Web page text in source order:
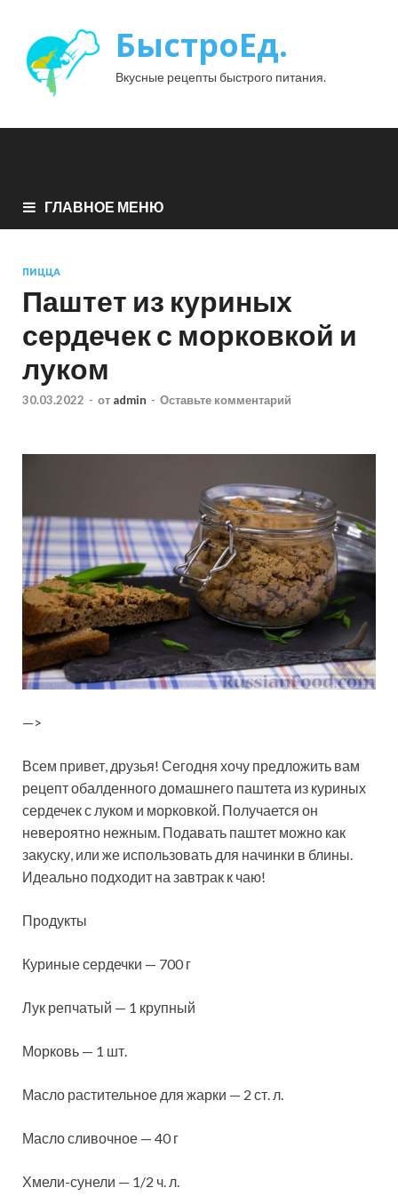
БыстроЕд.
Вкусные рецепты быстрого питания.
ГЛАВНОЕ МЕНЮ
ПИЦЦА
Паштет из куриных
сердечек с морковкой и
луком
30.03.2022 - от admin - Оставьте комментарий
—>
Всем привет, друзья! Сегодня хочу предложить вам
рецепт обалденного домашнего паштета из куриных
сердечек с луком и морковкой. Получается он
невероятно нежным. Подавать паштет можно как
закуску, или же использовать для начинки в блины.
Идеально подходит на завтрак к чаю!
Продукты
Куриные сердечки — 700 г
Лук репчатый — 1 крупный
Морковь — 1 шт.
Масло растительное для жарки — 2 ст. л.
Масло сливочное — 40 г
Хмели-сунели — 1/2 ч. л.